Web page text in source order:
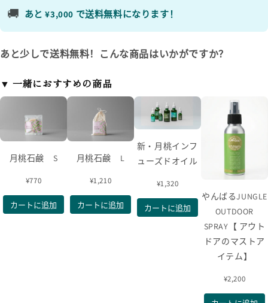
🚚 あと ¥3,000 で送料無料になります！
あと少しで送料無料！こんな商品はいかがですか？
▼ 一緒におすすめの商品
月桃石鹸 S
¥770
カートに追加
月桃石鹸 L
¥1,210
カートに追加
新・月桃インフ
ューズドオイル
¥1,320
カートに追加
やんばるJUNGLE
OUTDOOR
SPRAY【 アウト
ドアのマストア
イテム】
¥2,200